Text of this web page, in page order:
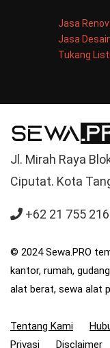
Jasa
Jasa
Tukang
Jl. Mirah Raya
Ciputat. Kota
+62 21 755
© 2024 Sewa.PRO
kantor, rumah,
alat berat, sewa alat
Tentang Kami
Privasi
Disclaimer